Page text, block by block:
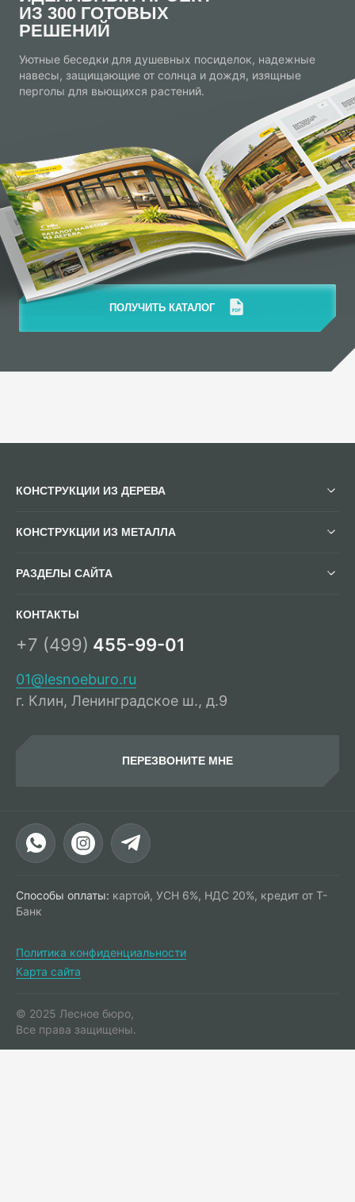
ИЗ 300 ГОТОВЫХ
РЕШЕНИЙ
Уютные беседки для душевных посиделок, надежные
навесы, защищающие от солнца и дождя, изящные
перголы для вьющихся растений.
ПОЛУЧИТЬ КАТАЛОГ
КОНСТРУКЦИИ ИЗ ДЕРЕВА
КОНСТРУКЦИИ ИЗ МЕТАЛЛА
РАЗДЕЛЫ САЙТА
КОНТАКТЫ
+7 (499) 455-99-01
01@lesnoeburo.ru
г. Клин, Ленинградское ш., д.9
ПЕРЕЗВОНИТЕ МНЕ
© 2025 Лесное бюро,
Все права защищены.
Способы оплаты: картой, УСН 6%, НДС 20%, кредит от Т-
Банк
Политика конфиденциальности
Карта сайта